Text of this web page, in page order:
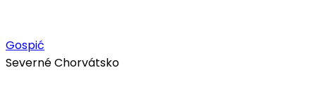
Gospić
Severné Chorvátsko